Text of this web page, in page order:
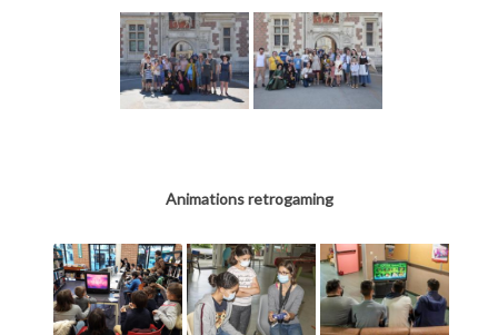
Animations retrogaming